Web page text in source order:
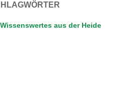
Wissenswertes aus der Heide